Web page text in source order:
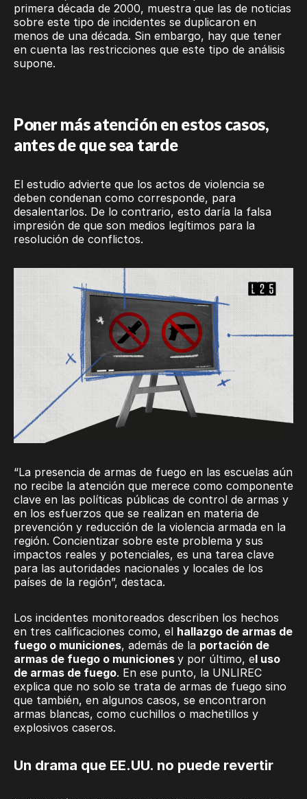
primera década de 2000, muestra que las de noticias
sobre este tipo de incidentes se duplicaron en
menos de una década. Sin embargo, hay que tener
en cuenta las restricciones que este tipo de análisis
supone.
Poner más atención en estos casos,
antes de que sea tarde
El estudio advierte que los actos de violencia se
deben condenan como corresponde, para
desalentarlos. De lo contrario, esto daría la falsa
impresión de que son medios legítimos para la
resolución de conflictos.
“La presencia de armas de fuego en las escuelas aún
no recibe la atención que merece como componente
clave en las políticas públicas de control de armas y
en los esfuerzos que se realizan en materia de
prevención y reducción de la violencia armada en la
región. Concientizar sobre este problema y sus
impactos reales y potenciales, es una tarea clave
para las autoridades nacionales y locales de los
países de la región”, destaca.
Los incidentes monitoreados describen los hechos
en tres calificaciones como, el hallazgo de armas de
fuego o municiones, además de la portación de
armas de fuego o municiones y por último, el uso
de armas de fuego. En ese punto, la UNLIREC
explica que no solo se trata de armas de fuego sino
que también, en algunos casos, se encontraron
armas blancas, como cuchillos o machetillos y
explosivos caseros.
Un drama que EE.UU. no puede revertir